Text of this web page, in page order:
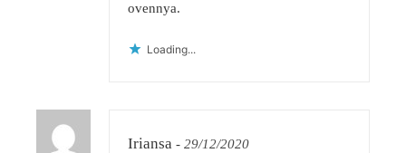
ovennya.
Loading...
Iriansa - 29/12/2020